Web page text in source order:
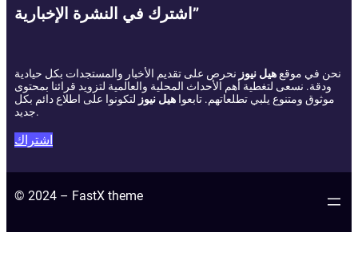
اشترك في النشرة الإخبارية”
نحن في موقع هيل نيوز نحرص على تقديم الأخبار والمستجدات بكل حيادية
ودقة. نسعى لتغطية أهم الأحداث المحلية والعالمية لتزويد قرائنا بمحتوى
موثوق ومتنوع يلبي تطلعاتهم. تابعوا هيل نيوز لتكونوا على اطلاع دائم بكل
جديد.
اشتراك
© 2024 – FastX theme